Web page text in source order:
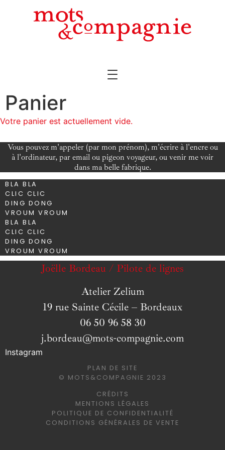
Panier
Votre panier est actuellement vide.
Vous pouvez m'appeler (par mon prénom), m'écrire à l'encre ou
à l'ordinateur, par email ou pigeon voyageur, ou venir me voir
dans ma belle fabrique.
BLA BLA
CLIC CLIC
DING DONG
VROUM VROUM
BLA BLA
CLIC CLIC
DING DONG
VROUM VROUM
Joëlle Bordeau / Pilote de lignes
Atelier Zelium
19 rue Sainte Cécile – Bordeaux
06 50 96 58 30
j.bordeau@mots-compagnie.com
Instagram
PLAN DE SITE
© MOTS&COMPAGNIE 2023
CRÉDITS
MENTIONS LÉGALES
POLITIQUE DE CONFIDENTIALITÉ
CONDITIONS GÉNÉRALES DE VENTE